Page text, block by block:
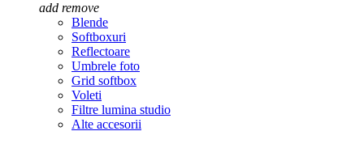
add remove
Blende
Softboxuri
Reflectoare
Umbrele foto
Grid softbox
Voleti
Filtre lumina studio
Alte accesorii